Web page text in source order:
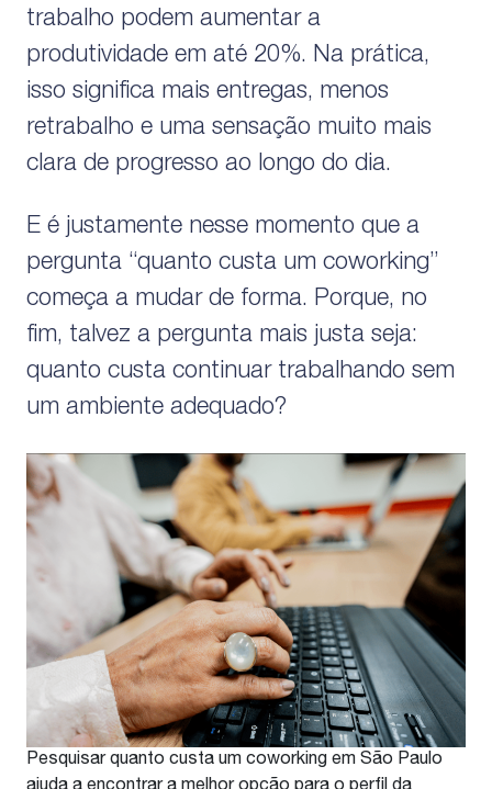
trabalho podem aumentar a
produtividade em até 20%. Na prática,
isso significa mais entregas, menos
retrabalho e uma sensação muito mais
clara de progresso ao longo do dia.
E é justamente nesse momento que a
pergunta “quanto custa um coworking”
começa a mudar de forma. Porque, no
fim, talvez a pergunta mais justa seja:
quanto custa continuar trabalhando sem
um ambiente adequado?
Pesquisar quanto custa um coworking em São Paulo